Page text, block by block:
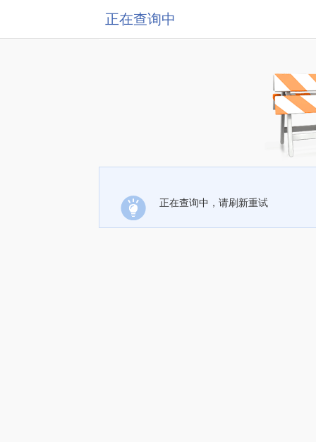
正在查询中
正在查询中，请刷新重试